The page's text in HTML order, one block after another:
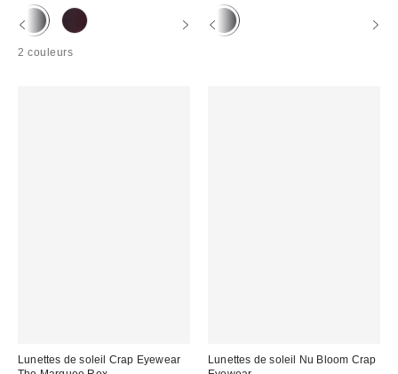
2 couleurs
Lunettes de soleil Crap Eyewear
Lunettes de soleil Nu Bloom Crap